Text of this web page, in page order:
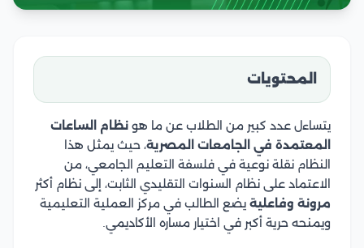
المحتويات
يتساءل عدد كبير من الطلاب عن ما هو نظام الساعات
المعتمدة في الجامعات المصرية، حيث يمثل هذا
النظام نقلة نوعية في فلسفة التعليم الجامعي، من
الاعتماد على نظام السنوات التقليدي الثابت، إلى نظام أكثر
مرونة وفاعلية يضع الطالب في مركز العملية التعليمية
ويمنحه حرية أكبر في اختيار مساره الأكاديمي.